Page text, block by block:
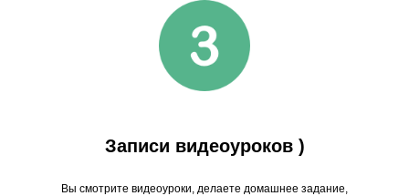
Записи видеоуроков )
Вы смотрите видеоуроки, делаете домашнее задание,